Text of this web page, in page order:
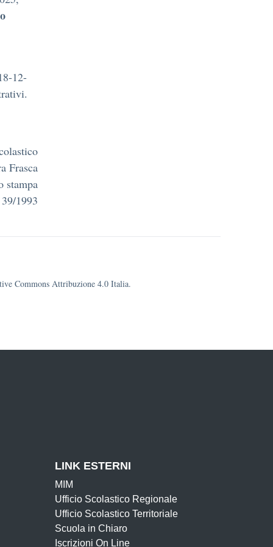
12-
Frasca
stampa
1993
Commons Attribuzione 4.0 Italia.
LINK ESTERNI
MIM
Ufficio Scolastico Regionale
Ufficio Scolastico Territoriale
Scuola in Chiaro
Iscrizioni On Line